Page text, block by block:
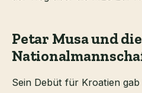
Petar Musa und die
Sein Debüt für Kroatien